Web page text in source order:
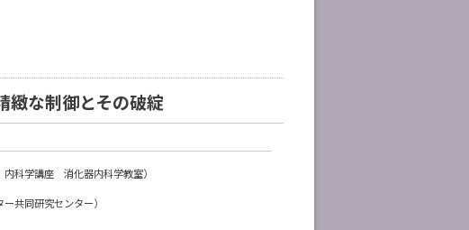
緻な制御とその破綻
科学講座 消化器内科学教室）
共同研究センター）